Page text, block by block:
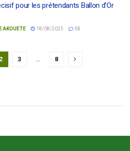
pour les prétendants Ballon d’Or
AKOUETE 18/08/2025 15
2 3 8